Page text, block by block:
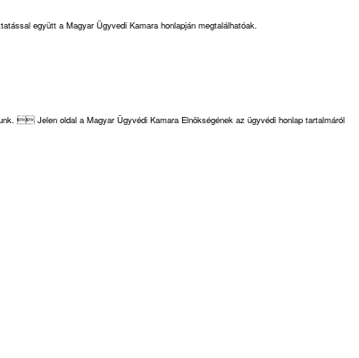
együtt a Magyar Ügyvedi Kamara honlapján megtalálhatóak.
 Jelen oldal a Magyar Ügyvédi Kamara Elnökségének az ügyvédi honlap tartalmáról